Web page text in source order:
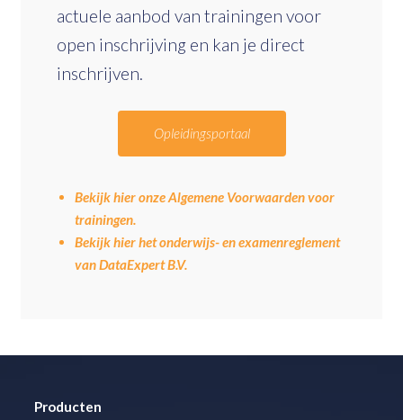
actuele aanbod van trainingen voor
open inschrijving en kan je direct
inschrijven.
Opleidingsportaal
Bekijk hier onze Algemene Voorwaarden voor
trainingen.
Bekijk hier het onderwijs- en examenreglement
van DataExpert B.V.
Producten